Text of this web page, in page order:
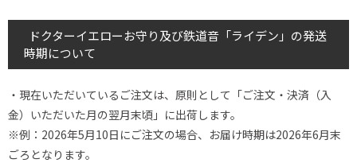
ドクターイエローお守り及び鉄道音「ライデン」の発送
時期について
・現在いただいているご注文は、原則として「ご注文・決済（入
金）いただいた月の翌月末頃」に出荷します。
※例：2026年5月10日にご注文の場合、お届け時期は2026年6月末
ごろとなります。